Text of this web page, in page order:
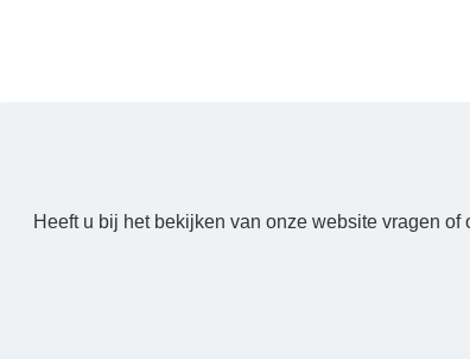
Heeft u bij het bekijken van onze website vragen